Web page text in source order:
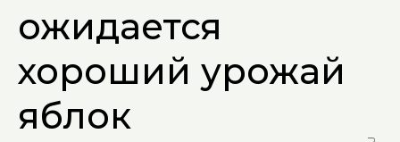
ожидается
хороший урожай
яблок